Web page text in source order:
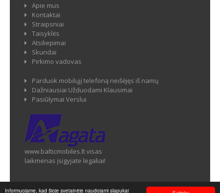
Informuojame, kad šioje svetainėje naudojami slapukai
Apie mus
Kontaktai
Straipsniai
Taisyklės
Atsiliepimai
Skundai
Pirkimo vadovas
Parduok mobilųjį telefoną neišėjęs iš namų
Dažniausiai Užduodami Klausimai
Pasiūlymai Verslui
www.balticmobiles.lt visas
laikmenas įsigyjate legaliai!